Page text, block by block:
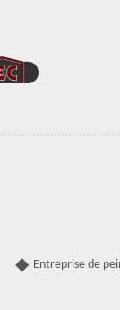
Entreprise de